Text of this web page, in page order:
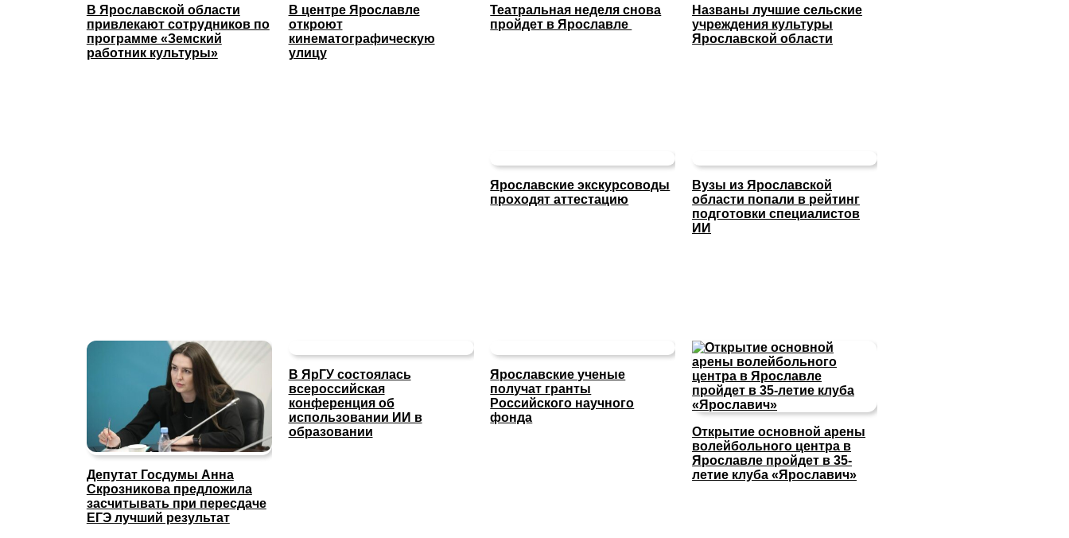
В Ярославской области
привлекают сотрудников по
программе «Земский
работник культуры»
В центре Ярославле
откроют
кинематографическую
улицу
Театральная неделя снова
пройдет в Ярославле
Названы лучшие сельские
учреждения культуры
Ярославской области
Ярославские экскурсоводы
проходят аттестацию
Вузы из Ярославской
области попали в рейтинг
подготовки специалистов
ИИ
Депутат Госдумы Анна
Скрозникова предложила
засчитывать при пересдаче
ЕГЭ лучший результат
В ЯрГУ состоялась
всероссийская
конференция об
использовании ИИ в
образовании
Ярославские ученые
получат гранты
Российского научного
фонда
Открытие основной арены
волейбольного центра в
Ярославле пройдет в 35-
летие клуба «Ярославич»